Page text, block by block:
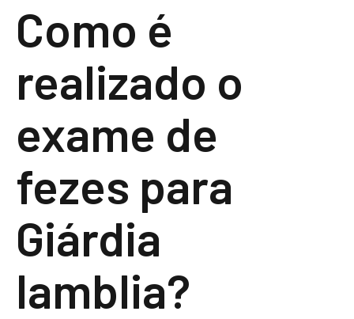
Como é
realizado o
exame de
fezes para
Giárdia
lamblia?